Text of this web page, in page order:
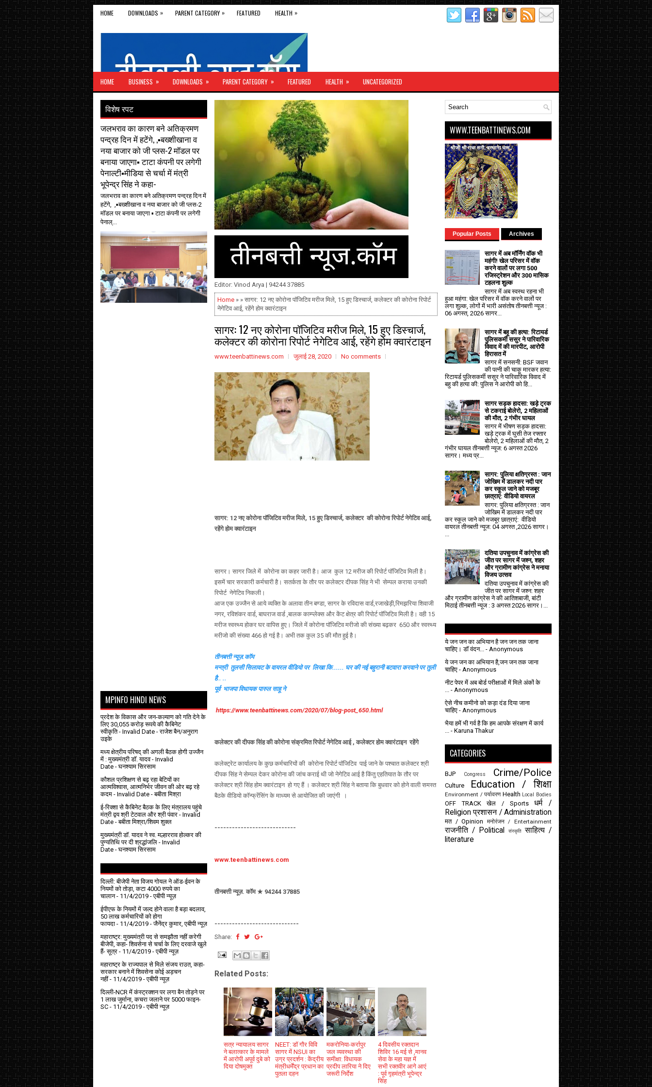
HOME DOWNLOADS » PARENT CATEGORY » FEATURED HEALTH »
HOME BUSINESS » DOWNLOADS » PARENT CATEGORY » FEATURED HEALTH » UNCATEGORIZED
Editor: Vinod Arya | 94244 37885
Home » » सागर: 12 नए कोरोना पॉजिटिव मरीज मिले, 15 हुए डिस्चार्ज, कलेक्टर की कोरोना रिपोर्ट
नेगेटिव आई, रहेंगे होम क्वारंटाइन
सागर: 12 नए कोरोना पॉजिटिव मरीज मिले, 15 हुए डिस्चार्ज,
कलेक्टर की कोरोना रिपोर्ट नेगेटिव आई, रहेंगे होम क्वारंटाइन
www.teenbattinews.com जुलाई 28, 2020 No comments
सागर: 12 नए कोरोना पॉजिटिव मरीज मिले, 15 हुए डिस्चार्ज, कलेक्टर की कोरोना रिपोर्ट नेगेटिव आई,
रहेंगे होम क्वारंटाइन
सागर। सागर जिले में कोरोना का कहर जारी है। आज कुल 12 मरीज की रिपोर्ट पॉजिटिव मिली है।
इसमें चार सरकारी कर्मचारी है। सतर्कता के तौर पर कलेक्टर दीपक सिंह ने भी सेम्पल कराया उनकी
रिपोर्ट नेगेटिव निकली।
आज एक उज्जैन से आये व्यक्ति के अलावा तीन बण्डा, सागर के रविदास वार्ड,रजाखेड़ी,रिमझरिया शिवाजी
नगर, रविशंकर वार्ड, बाघराज वार्ड ,बालक काम्प्लेक्स और केंट क्षेत्र की रिपोर्ट पॉजिटिव मिली है। वही 15
मरीज स्वस्थ्य होकर घर वापिस हुए। जिले में कोरोना पॉजिटिव मरीजो की संख्या बढ़कर 650 और स्वस्थ्य
मरीजो की संख्या 466 हो गई है। अभी तक कुल 35 की मौत हुई है।
तीनबत्ती न्यूज़.कॉम
मन्त्री तुलसी सिलावट के वायरल वीडियो पर लिखा कि...... घर की नई बहुरानी बटवारा करवाने पर तुली
है.. ..
पूर्व भाजपा विधायक पारुल साहू ने
https://www.teenbattinews.com/2020/07/blog-post_650.html
कलेक्टर की दीपक सिंह की कोरोना संक्रमित रिपोर्ट नेगेटिव आई , कलेक्टर होम क्वारंटाइन रहेंगे
कलेक्ट्रेट कार्यालय के कुछ कर्मचारियों की कोरोना रिपोर्ट पॉजिटिव पाई जाने के पश्चात कलेक्टर श्री
दीपक सिंह ने सेम्पल देकर कोरोना की जांच कराई थी जो नेगेटिव आई है किंतु एहतियात के तौर पर
कलेक्टर श्री सिंह होम क्वारंटाइन हो गए हैं । कलेक्टर श्री सिंह ने बताया कि बुधवार को होने वाली समस्त
बैठके वीडियो कॉन्फ्रेंसिंग के माध्यम से आयोजित की जाएंगी ।
----------------------------
www.teenbattinews.com
तीनबत्ती न्यूज़. कॉम ★ 94244 37885
-----------------------------
Share:
Related Posts:
सत्र न्यायालय सागर
ने बलात्कार के मामले
में आरोपी अपूर्व दुबे को
दिया दोषमुक्त
NEET: डॉ गौर विवि
सागर में NSUI का
उग्र प्रदर्शन : केंद्रीय
मंत्रीधर्मेंद्र प्रधान का
पुतला दहन
मकरोनिया-कर्रापुर
जल व्यवस्था की
समीक्षा: विधायक
प्रदीप लारिया ने दिए
जरूरी निर्देश
4 दिवसीय रक्तदान
शिविर 16 मई से ,मानव
सेवा के महा यज्ञ में
सभी रक्तवीर आगे आएं
: पूर्व गृहमंत्री भूपेन्द्र
सिंह
विशेष रपट
जलभराव का कारण बने अतिक्रमण
पन्द्रह दिन में हटेंगे, ,▪️बख्शीखाना व
नया बाजार को जी प्लस-2 मॉडल पर
बनाया जाएगा▪️ टाटा कंपनी पर लगेगी
पेनाल्टी▪️मीडिया से चर्चा में मंत्री
भूपेन्द्र सिंह ने कहा-
जलभराव का कारण बने अतिक्रमण पन्द्रह दिन में
हटेंगे, ,▪️बख्शीखाना व नया बाजार को जी प्लस-2
मॉडल पर बनाया जाएगा ▪️ टाटा कंपनी पर लगेगी
पेनाल्...
MPINFO HINDI NEWS
प्रदेश के विकास और जन-कल्याण को गति देने के
लिए 30,055 करोड़ रूपये की कैबिनेट
स्वीकृति- Invalid Date - राजेश बैन/अनुराग
उइके
मध्य क्षेत्रीय परिषद् की अगली बैठक होगी उज्जैन
में : मुख्यमंत्री डॉ. यादव- Invalid
Date - घनश्याम सिरसाम
कौशल प्रशिक्षण से बढ़ रहा बेटियों का
आत्मविश्वास, आत्मनिर्भर जीवन की ओर बढ़ रहे
कदम - Invalid Date - बबीता मिश्रा
ई-रिक्शा से कैबिनेट बैठक के लिए मंत्रालय पहुंचे
मंत्री द्वय श्री टेटवाल और श्री पंवार - Invalid
Date - बबीता मिश्रा/शिवम शुक्ल
मुख्यमंत्री डॉ. यादव ने स्व. मल्हारराव होल्कर की
पुण्यतिथि पर दी श्रद्धांजलि - Invalid
Date - घनश्याम सिरसाम
दिल्ली: बीजेपी नेता विजय गोयल ने ऑड-ईवन के
नियमों को तोड़ा, कटा 4000 रुपये का
चालान- 11/4/2019 - एबीपी न्यूज़
ईपीएफ के नियमों में जल्द होने वाला है बड़ा बदलाव,
50 लाख कर्मचारियों को होगा
फायदा - 11/4/2019 - जैनेंद्र कुमार, एबीपी न्यूज़
महाराष्ट्र: मुख्यमंत्री पद से समझौता नहीं करेगी
बीजेपी, कहा- शिवसेना से चर्चा के लिए दरवाजे खुले
हैं- सूत्र - 11/4/2019 - एबीपी न्यूज़
महाराष्ट्र के राज्यपाल से मिले संजय राउत, कहा-
सरकार बनाने में शिवसेना कोई अड़चन
नहीं- 11/4/2019 - एबीपी न्यूज़
दिल्ली-NCR में कंस्ट्रक्शन पर लगा बैन तोड़ने पर
1 लाख जुर्माना, कचरा जलाने पर ₹5000 फाइन-
SC - 11/4/2019 - एबीपी न्यूज़
WWW.TEENBATTINEWS.COM
Popular Posts Archives
सागर में अब मॉर्निंग वॉक भी
महंगी! खेल परिसर में वॉक
करने वालों पर लगा ₹500
रजिस्ट्रेशन और ₹300 मासिक
टहलना शुल्क
सागर में अब स्वस्थ रहना भी
हुआ महंगा: खेल परिसर में वॉक करने वालों पर
लगा शुल्क, लोगों में भारी असंतोष तीनबत्ती न्यूज :
06 अगस्त, 2026 सागर...
सागर में बहू की हत्या: रिटायर्ड
पुलिसकर्मी ससुर ने पारिवारिक
विवाद में की मारपीट, आरोपी
हिरासत में
सागर में सनसनी: BSF जवान
की पत्नी की चाकू मारकर हत्या:
रिटायर्ड पुलिसकर्मी ससुर ने पारिवारिक विवाद में
बहु की हत्या की: पुलिस ने आरोपी को हि...
सागर सड़क हादसा: खड़े ट्रक
से टकराई बोलेरो, 2 महिलाओं
की मौत, 2 गंभीर घायल
सागर में भीषण सड़क हादसा:
खड़े ट्रक में घुसी तेज रफ्तार
बोलेरो, 2 महिलाओं की मौत, 2
गंभीर घायल तीनबत्ती न्यूज: 6 अगस्त 2026
सागर। मध्य प्र...
सागर: पुलिया क्षतिग्रस्त : जान
जोखिम में डालकर नदी पार
कर स्कूल जाने को मजबूर
छात्राएं: वीडियो वायरल
सागर: पुलिया क्षतिग्रस्त : जान
जोखिम में डालकर नदी पार
कर स्कूल जाने को मजबूर छात्राएं: वीडियो
वायरल तीनबत्ती न्यूज: 04 अगस्त ,2026 सागर।
...
दतिया उपचुनाव में कांग्रेस की
जीत पर सागर में जश्न, शहर
और ग्रामीण कांग्रेस ने मनाया
विजय उत्सव
दतिया उपचुनाव में कांग्रेस की
जीत पर सागर में जश्न: शहर
और ग्रामीण कांग्रेस ने की आतिशबाजी, बांटी
मिठाई तीनबत्ती न्यूज : 3 अगस्त 2026 सागर।...
ये जन जन का अभियान है जन जन तक जाना
चाहिए। डॉ वंदन...
- Anonymous
ये जन जन का अभियान है,जन जन तक जाना
चाहिए - Anonymous
नीट पेपर में अब बोर्ड परीक्षाओं में मिले अंकों के
- Anonymous
ऐसे नीच कमीनो को कड़ा दंड दिया जाना
चाहिए - Anonymous
भैया हमें भी गर्व है कि हम आपके संरक्षण में कार्य
- Karuna Thakur
CATEGORIES
BJP Congress Crime/Police
Culture Education / शिक्षा
Environment / पर्यावरण Health Local Bodies
OFF TRACK खेल / Sports
धर्म /
Religion प्रशासन / Administration
मत / Opinion मनोरंजन / Entertainment
राजनीति / Political संस्कृति साहित्य /
literature